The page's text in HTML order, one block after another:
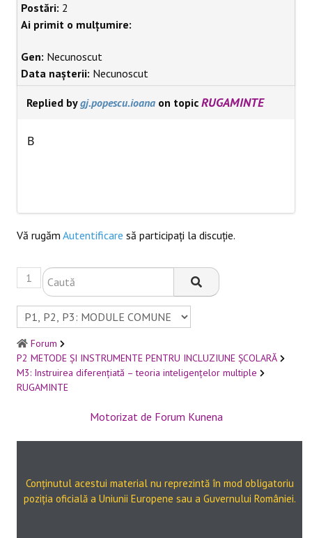
Postări: 2
Ai primit o mulțumire:
Gen: Necunoscut
Data nașterii: Necunoscut
Replied bygj.popescu.ioana on topic RUGAMINTE
B
Vă rugăm Autentificare să participaţi la discuţie.
1
Forum
P2 METODE ȘI INSTRUMENTE PENTRU INCLUZIUNE ȘCOLARĂ
M3: Instruirea diferenţiată – teoria inteligenţelor multiple
RUGAMINTE
Motorizat de Forum Kunena
Conținutul acestui material nu reprezintă în mod obligatoriu
poziția oficială a Uniunii Europene sau a Guvernului României.